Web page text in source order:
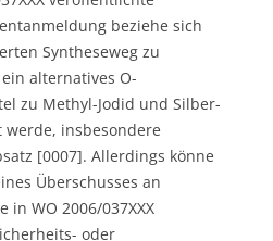
beziehe sich
Syntheseweg zu
alternatives O-
zu Methyl-Jodid und Silber-
werde, insbesondere
[0007]. Allerdings könne
Überschusses an
in WO 2006/037XXX
oder